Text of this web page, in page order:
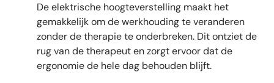
De elektrische hoogteverstelling maakt het
gemakkelijk om de werkhouding te veranderen
zonder de therapie te onderbreken. Dit ontziet de
rug van de therapeut en zorgt ervoor dat de
ergonomie de hele dag behouden blijft.